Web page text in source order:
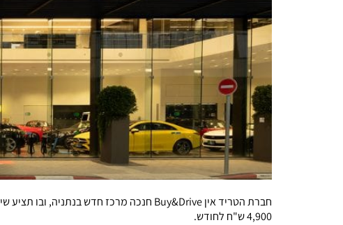
4,900 ש"ח לחודש.